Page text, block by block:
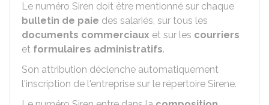
Le numéro Siren doit être mentionné sur chaque
bulletin de paie des salariés, sur tous les
documents commerciaux et sur les courriers
et formulaires administratifs.
Son attribution déclenche automatiquement
l'inscription de l'entreprise sur le répertoire Sirene.